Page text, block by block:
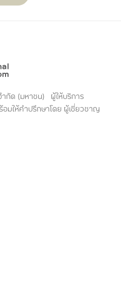
ำกัด (มหาชน) ผู้ให้บริการ
มให้คำปรึกษาโดย ผู้เชี่ยวชาญ